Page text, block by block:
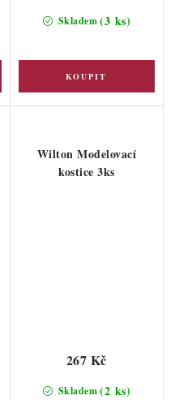
Skladem(3 ks)
Wilton Modelovací
kostice 3ks
Skladem(2 ks)
267 Kč